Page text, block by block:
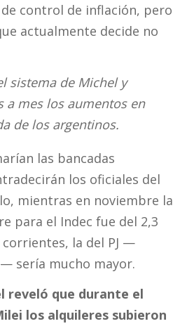
control de inflación, pero
actualmente decide no
sistema de Michel y
a mes los aumentos en
de los argentinos.
las bancadas
los oficiales del
mientras en noviembre la
para el Indec fue del 2,3
la del PJ —
sería mucho mayor.
reveló que durante el
los alquileres subieron